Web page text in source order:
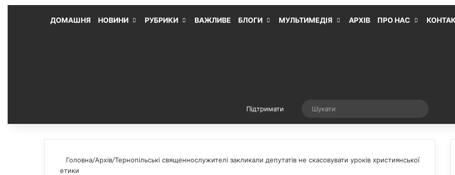
ДОМАШНЯ НОВИНИ РУБРИКИ ВАЖЛИВЕ БЛОГИ МУЛЬТИМЕДІЯ АРХІВ ПРО НАС
Підтримати Випадкова стаття
Головна/Архів/Тернопільські священнослужителі закликали депутатів не скасовувати уроків християнської
етики